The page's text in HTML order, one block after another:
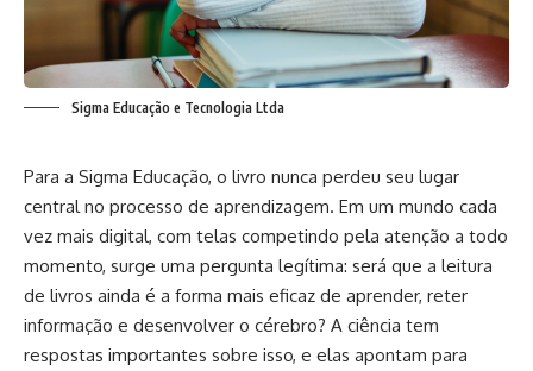
Sigma Educação e Tecnologia Ltda
Para a Sigma Educação, o livro nunca perdeu seu lugar
central no processo de aprendizagem. Em um mundo cada
vez mais digital, com telas competindo pela atenção a todo
momento, surge uma pergunta legítima: será que a leitura
de livros ainda é a forma mais eficaz de aprender, reter
informação e desenvolver o cérebro? A ciência tem
respostas importantes sobre isso, e elas apontam para